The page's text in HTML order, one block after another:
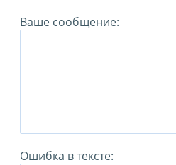
Ваше сообщение:
Ошибка в тексте: